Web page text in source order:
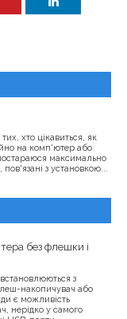
хто цікавиться, як
на комп'ютер або
максимально
з установкою...
без флешки і
з
накопичувач або
є можливість
нерідко у самого